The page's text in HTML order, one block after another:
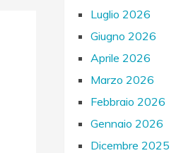
Luglio 2026
Giugno 2026
Aprile 2026
Marzo 2026
Febbraio 2026
Gennaio 2026
Dicembre 2025